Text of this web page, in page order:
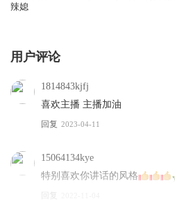
辣媳
用户评论
1814843kjfj
喜欢主播 主播加油
回复 2023-04-11
15064134kye
特别喜欢你讲话的风格
回复